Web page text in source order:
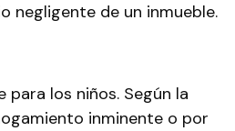
negligente de un inmueble.
los niños. Según la
inminente o por